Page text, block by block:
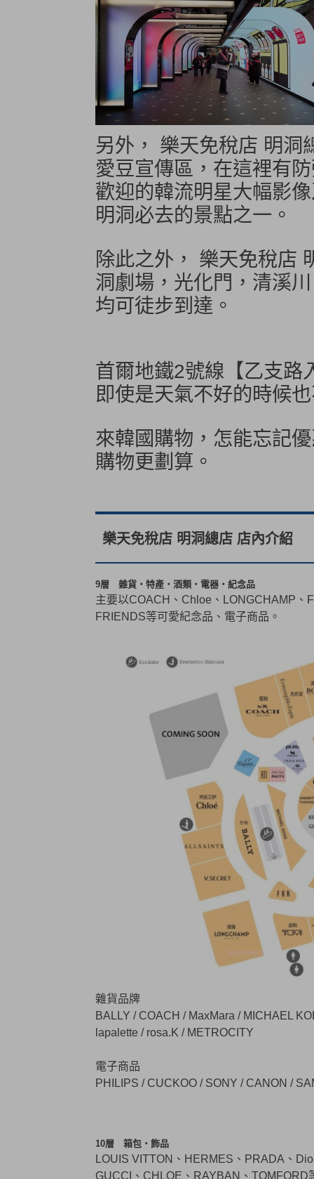
另外， 樂天免稅店 明洞
愛豆宣傳區，在這裡有
歡迎的韓流明星大幅影
明洞必去的景點之一。
除此之外， 樂天免稅店
洞劇場，光化門，清溪
均可徒步到達。
首爾地鐵2號線【乙支路
即使是天氣不好的時候
來韓國購物，怎能忘記
購物更劃算。
樂天免稅店 明洞總店 店內介紹
9層 雜貨・特產・酒類・電器・紀念品
主要以COACH、Chloe、LONGCHAMP、
FRIENDS等可愛紀念品、電子商品。
雜貨品牌
BALLY / COACH / MaxMara / MICHAEL
lapalette / rosa.K / METROCITY
電子商品
PHILIPS / CUCKOO / SONY / CANON /
10層 箱包・飾品
LOUIS VITTON、HERMES、PRADA、
GUCCI、CHLOE、RAYBAN、